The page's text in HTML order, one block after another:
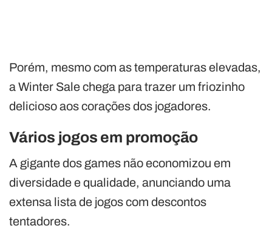
Porém, mesmo com as temperaturas elevadas,
a Winter Sale chega para trazer um friozinho
delicioso aos corações dos jogadores.
Vários jogos em promoção
A gigante dos games não economizou em
diversidade e qualidade, anunciando uma
extensa lista de jogos com descontos
tentadores.